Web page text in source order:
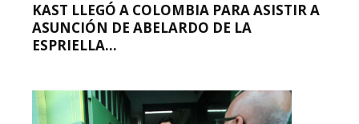
KAST LLEGÓ A COLOMBIA PARA ASISTIR A
ASUNCIÓN DE ABELARDO DE LA
ESPRIELLA...